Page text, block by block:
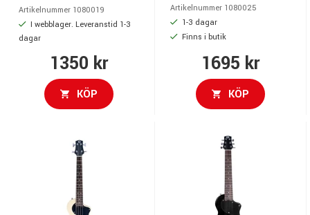
Artikelnummer 1080019
I webblager. Leveranstid 1-3
dagar
1350 kr
KÖP
Artikelnummer 1080025
1-3 dagar
Finns i butik
1695 kr
KÖP